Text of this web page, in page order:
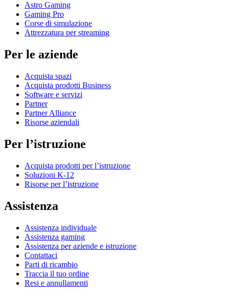
Astro Gaming
Gaming Pro
Corse di simulazione
Attrezzatura per streaming
Per le aziende
Acquista spazi
Acquista prodotti Business
Software e servizi
Partner
Partner Alliance
Risorse aziendali
Per l’istruzione
Acquista prodotti per l’istruzione
Soluzioni K-12
Risorse per l’istruzione
Assistenza
Assistenza individuale
Assistenza gaming
Assistenza per aziende e istruzione
Contattaci
Parti di ricambio
Traccia il tuo ordine
Resi e annullamenti